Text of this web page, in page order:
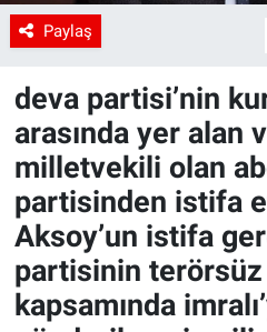
Paylaş
deva partisi’nin
arasında yer alan
milletvekili olan
partisinden istifa
Aksoy’un istifa
partisinin
kapsamında